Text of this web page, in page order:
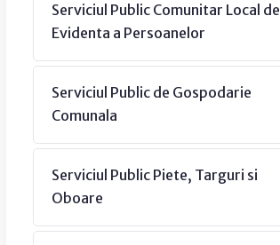
Serviciul Public Comunitar Local de
Evidenta a Persoanelor
Serviciul Public de Gospodarie
Comunala
Serviciul Public Piete, Targuri si
Oboare